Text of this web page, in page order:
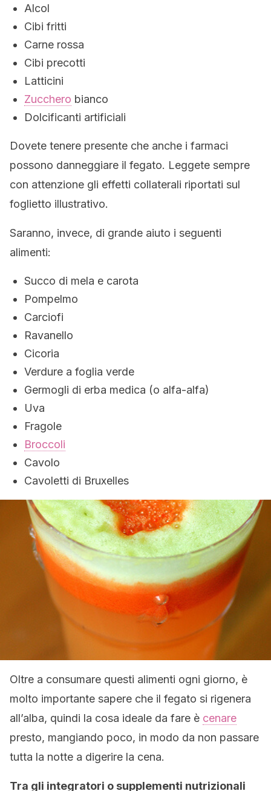
Alcol
Cibi fritti
Carne rossa
Cibi precotti
Latticini
Zucchero bianco
Dolcificanti artificiali
Dovete tenere presente che anche i farmaci
possono danneggiare il fegato. Leggete sempre
con attenzione gli effetti collaterali riportati sul
foglietto illustrativo.
Saranno, invece, di grande aiuto i seguenti
alimenti:
Succo di mela e carota
Pompelmo
Carciofi
Ravanello
Cicoria
Verdure a foglia verde
Germogli di erba medica (o alfa-alfa)
Uva
Fragole
Broccoli
Cavolo
Cavoletti di Bruxelles
Oltre a consumare questi alimenti ogni giorno, è
molto importante sapere che il fegato si rigenera
all’alba, quindi la cosa ideale da fare è cenare
presto, mangiando poco, in modo da non passare
tutta la notte a digerire la cena.
Tra gli integratori o supplementi nutrizionali